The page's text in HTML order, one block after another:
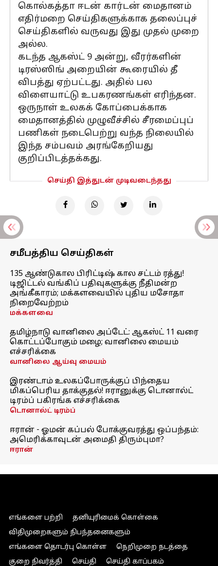
கொல்கத்தா ஈடன் கார்டன் மைதானம்
எதிர்மறை செய்திகளுக்காக தலைப்புச்
செய்திகளில் வருவது இது முதல் முறை
அல்ல.
கடந்த ஆகஸ்ட் 9 அன்று, வீரர்களின்
டிரஸ்ஸிங் அறையின் கூரையில் தீ
விபத்து ஏற்பட்டது. அதில் பல
விளையாட்டு உபகரணங்கள் எரிந்தன.
ஒருநாள் உலகக் கோப்பைக்காக
மைதானத்தில் முழுவீச்சில் சீரமைப்புப்
பணிகள் நடைபெற்று வந்த நிலையில்
இந்த சம்பவம் அரங்கேறியது
குறிப்பிடத்தக்கது.
செய்தி இத்துடன் முடிவடைந்தது
சமீபத்திய செய்திகள்
135 ஆண்டுகால பிரிட்டிஷ் கால சட்டம் ரத்து!
டிஜிட்டல் வங்கிப் பதிவுகளுக்கு நீதிமன்ற
அங்கீகாரம்; மக்களவையில் புதிய மசோதா
நிறைவேற்றம்
மக்களவை
தமிழ்நாடு வானிலை அப்டேட்: ஆகஸ்ட் 11 வரை
கொட்டப்போகும் மழை; வானிலை மையம்
எச்சரிக்கை
வானிலை ஆய்வு மையம்
இரண்டாம் உலகப்போருக்குப் பிந்தைய
மிகப்பெரிய தாக்குதல்! ஈரானுக்கு டொனால்ட்
டிரம்ப் பகிரங்க எச்சரிக்கை
டொனால்ட் டிரம்ப்
ஈரான் - ஓமன் கப்பல் போக்குவரத்து ஒப்பந்தம்:
அமெரிக்காவுடன் அமைதி திரும்புமா?
ஈரான்
எங்களை பற்றி
தனியுரிமைக் கொள்கை
விதிமுறைகளும் நிபந்தனைகளும்
எங்களை தொடர்பு கொள்ள
நெறிமுறை நடத்தை
குறை நிவர்த்தி
செய்தி செய்தி காப்பகம்